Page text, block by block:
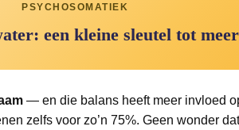
PSYCHOSOMATIEK
een kleine sleutel tot
— en die balans heeft meer invloed
zelfs voor zo’n 75%. Geen wonder